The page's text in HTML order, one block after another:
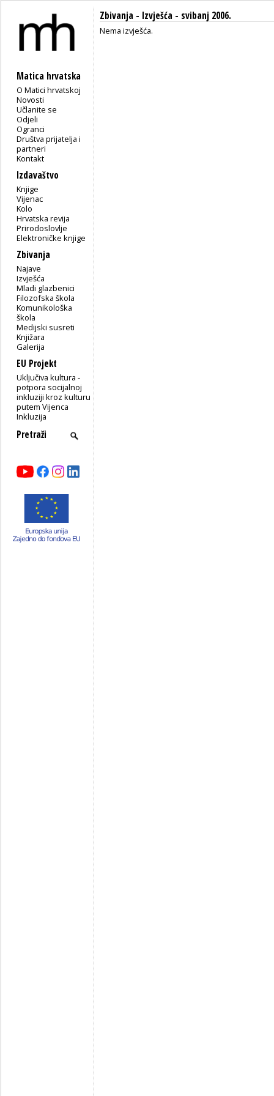
Matica hrvatska
O Matici hrvatskoj
Novosti
Učlanite se
Odjeli
Ogranci
Društva prijatelja i
partneri
Kontakt
Izdavaštvo
Knjige
Vijenac
Kolo
Hrvatska revija
Prirodoslovlje
Elektroničke knjige
Zbivanja
Najave
Izvješća
Mladi glazbenici
Filozofska škola
Komunikološka
škola
Medijski susreti
Knjižara
Galerija
EU Projekt
Uključiva kultura -
potpora socijalnoj
inkluziji kroz kulturu
putem Vijenca
Inkluzija
Zbivanja - Izvješća - svibanj 2006.
Nema izvješća.